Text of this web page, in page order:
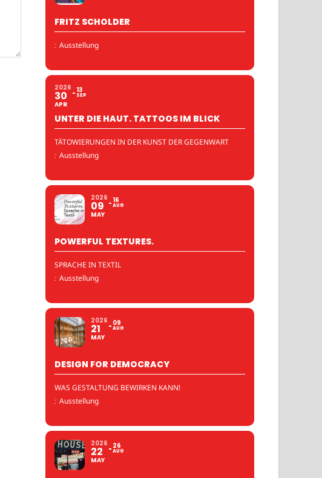
FRITZ SCHOLDER
: Ausstellung
2026
30
APR
13
SEP
UNTER DIE HAUT. TATTOOS IM BLICK
TÄTOWIERUNGEN IN DER KUNST DER GEGENWART
: Ausstellung
2026
09
MAY
16
AUG
POWERFUL TEXTURES.
SPRACHE IN TEXTIL
: Ausstellung
2026
21
MAY
09
AUG
DESIGN FOR DEMOCRACY
WAS GESTALTUNG BEWIRKEN KANN!
: Ausstellung
2026
22
MAY
26
AUG